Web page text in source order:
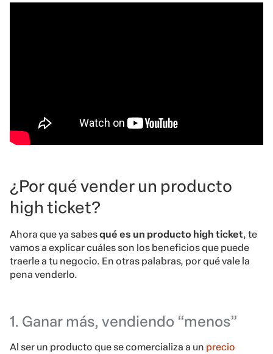
¿Por qué vender un producto
high ticket?
Ahora que ya sabesqué es un producto high ticket, te
vamos a explicar cuáles son los beneficios que puede
traerle a tu negocio. En otras palabras, por qué vale la
pena venderlo.
1. Ganar más, vendiendo “menos”
Al ser un producto que se comercializa a un precio